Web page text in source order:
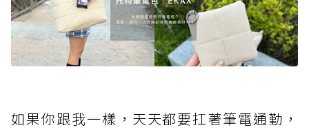
如果你跟我一樣，天天都要扛著筆電通勤，